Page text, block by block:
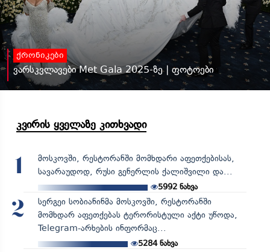
ქრონიკები
ვარსკვლავები Met Gala 2025-ზე | ფოტოები
კვირის ყველაზე კითხვადი
1
მოსკოვში, რესტორანში მომხდარი აფეთქებისას,
სავარაუდოდ, რუსი გენერლის ქალიშვილი და...
5992 ნახვა
2
სერგეი სობიანინმა მოსკოვში, რესტორანში
მომხდარ აფეთქებას ტერორისტული აქტი უწოდა,
Telegram-არხების ინფორმაც...
5284ნახვა